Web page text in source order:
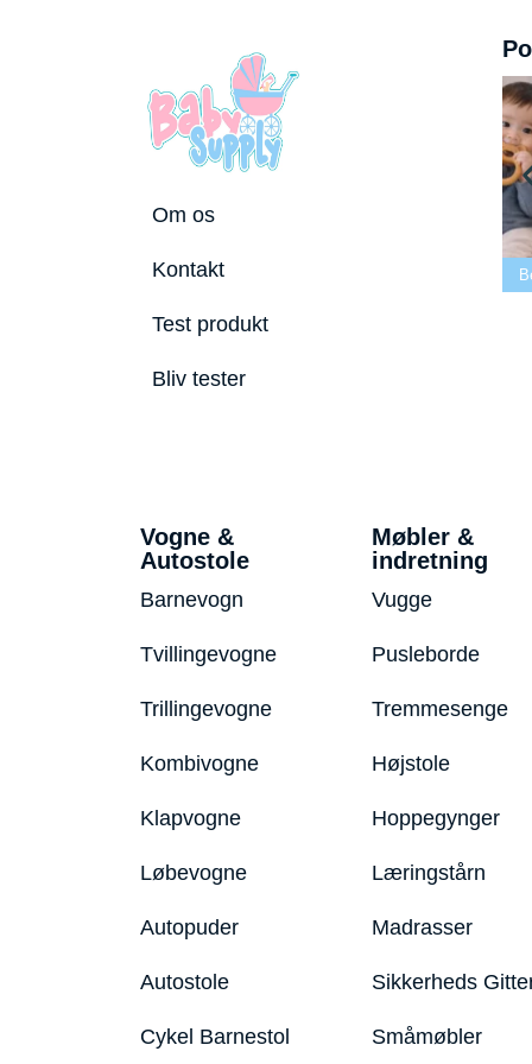
Om os
Kontakt
Test produkt
Bliv tester
Bedste puslepude 2026
Vogne &
Autostole
Barnevogn
Tvillingevogne
Trillingevogne
Kombivogne
Klapvogne
Løbevogne
Autopuder
Autostole
Cykel Barnestol
Møbler &
indretning
Vugge
Pusleborde
Tremmesenge
Højstole
Hoppegynger
Læringstårn
Madrasser
Sikkerheds
Småmøbler